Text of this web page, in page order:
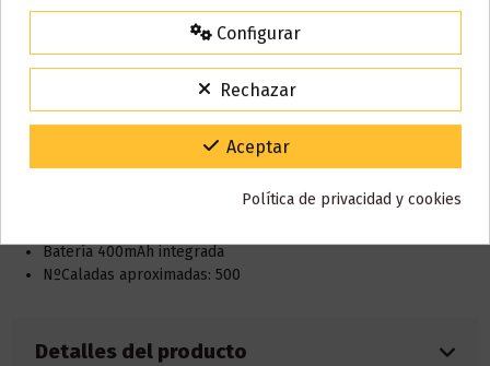
Descripción
Batería 400mAh integrada
NºCaladas aproximadas: 500
Detalles del producto
15% de descuento
Para agradecerte la espera durante estos días.
Código:VACACIONES15
Gracias por tu paciencia y por seguir confiando en nosotros.
Configurar
Rechazar
Aceptar
Política de privacidad y cookies